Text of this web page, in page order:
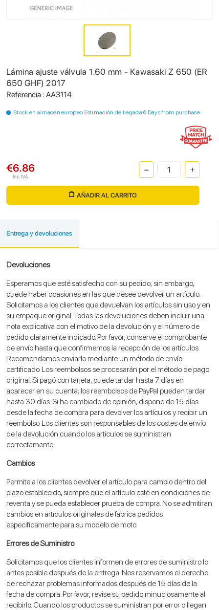
Lámina ajuste válvula 1.60 mm - Kawasaki Z 650 (ER
650 GHF) 2017
Referencia : AA3114
Stock en almacén europeo Estimación de llegada 6 Days from purchase
€6.86
Inc. IVA
AÑADIR AL CARRITO
Entrega y devoluciones
Devoluciones
Esperamos que esté satisfecho con su pedido; sin embargo,
puede haber ocasiones en las que desee devolver un artículo.
Solicitamos a los clientes que devuelvan los artículos sin uso y en
su empaque original. Todas las devoluciones deben incluir una
nota explicativa con el motivo de la devolución y el número de
pedido claramente indicado. Por favor, conserve el comprobante
de envío hasta que confirmemos la recepción de los artículos.
Recomendamos enviarlo mediante un método de envío
certificado. Los reembolsos se procesarán por el método de pago
original. Si pagó con tarjeta, puede tardar hasta 7 días en
aparecer en su cuenta; los reembolsos de PayPal pueden tardar
hasta 30 días. Si ha cambiado de opinión, dispone de 15 días
desde la fecha de compra para devolver los artículos y recibir un
reembolso. Los clientes son responsables de los costes de envío
de la devolución cuando los artículos se suministran
correctamente.
Cambios
Permite a los clientes devolver el artículo para cambio dentro del
plazo establecido, siempre que el artículo esté en condiciones de
reventa y se pueda establecer prueba de compra. No se admitiran
cambios en artículos originales de fabrica pedidos
especificamente para su modelo de moto.
Errores de Suministro
Solicitamos que los clientes informen de errores de suministro lo
antes posible después de la entrega. Nos reservamos el derecho
de rechazar problemas informados después de 15 días de la
fecha de compra. Por favor, revise su pedido minuciosamente al
recibirlo. Cuando los productos se suministran por error o llegan